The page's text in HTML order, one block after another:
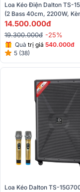
Loa Kéo Điện Dalton TS-
(2 Bass 40cm, 2200W,
Micro)
14.500.000đ
19.300.000đ -25%
Quà trị giá 540.000đ
5 (38)
Loa Kéo Dalton TS-